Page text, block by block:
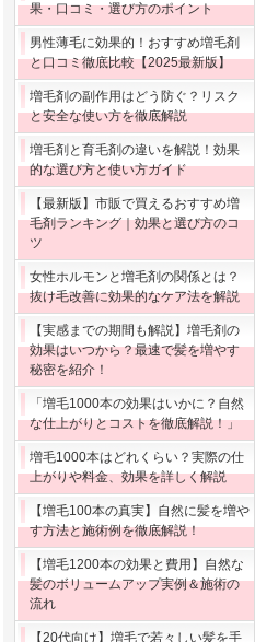
果・口コミ・選び方のポイント
男性薄毛に効果的！おすすめ増毛剤
と口コミ徹底比較【2025最新版】
増毛剤の副作用はどう防ぐ？リスク
と安全な使い方を徹底解説
増毛剤と育毛剤の違いを解説！効果
的な選び方と使い方ガイド
【最新版】市販で買えるおすすめ増
毛剤ランキング｜効果と選び方のコ
ツ
女性ホルモンと増毛剤の関係とは？
抜け毛改善に効果的なケア法を解説
【実感までの期間も解説】増毛剤の
効果はいつから？最速で髪を増やす
秘密を紹介！
「増毛1000本の効果はいかに？自然
な仕上がりとコストを徹底解説！」
増毛1000本はどれくらい？実際の仕
上がりや料金、効果を詳しく解説
【増毛100本の真実】自然に髪を増や
す方法と施術例を徹底解説！
【増毛1200本の効果と費用】自然な
髪のボリュームアップ実例＆施術の
流れ
【20代向け】増毛で若々しい髪を手